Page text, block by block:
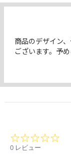
商品のデザイン
ございます。予
0 レビュー